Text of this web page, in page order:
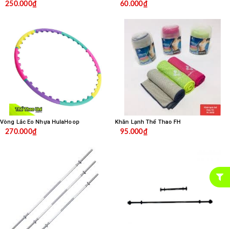
250.000₫ 60.000₫
Vòng Lắc Eo Nhựa HulaHoop
270.000₫
Khăn Lạnh Thể Thao FH
95.000₫